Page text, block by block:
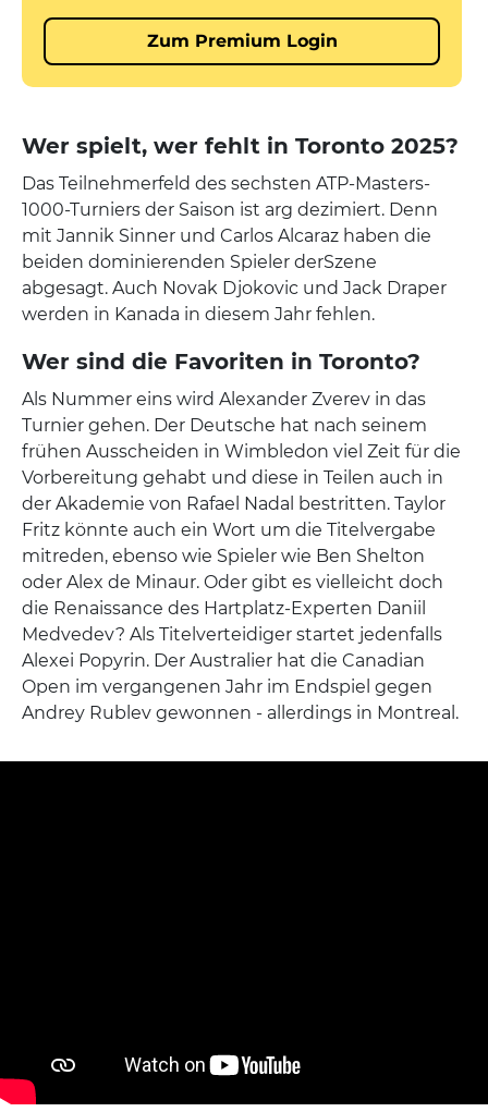
Wer spielt, wer fehlt in Toronto 2025?
Das Teilnehmerfeld des sechsten ATP-Masters-
1000-Turniers der Saison ist arg dezimiert. Denn
mit Jannik Sinner und Carlos Alcaraz haben die
beiden dominierenden Spieler derSzene
abgesagt. Auch Novak Djokovic und Jack Draper
werden in Kanada in diesem Jahr fehlen.
Wer sind die Favoriten in Toronto?
Als Nummer eins wird Alexander Zverev in das
Turnier gehen. Der Deutsche hat nach seinem
frühen Ausscheiden in Wimbledon viel Zeit für die
Vorbereitung gehabt und diese in Teilen auch in
der Akademie von Rafael Nadal bestritten. Taylor
Fritz könnte auch ein Wort um die Titelvergabe
mitreden, ebenso wie Spieler wie Ben Shelton
oder Alex de Minaur. Oder gibt es vielleicht doch
die Renaissance des Hartplatz-Experten Daniil
Medvedev? Als Titelverteidiger startet jedenfalls
Alexei Popyrin. Der Australier hat die Canadian
Open im vergangenen Jahr im Endspiel gegen
Andrey Rublev gewonnen - allerdings in Montreal.